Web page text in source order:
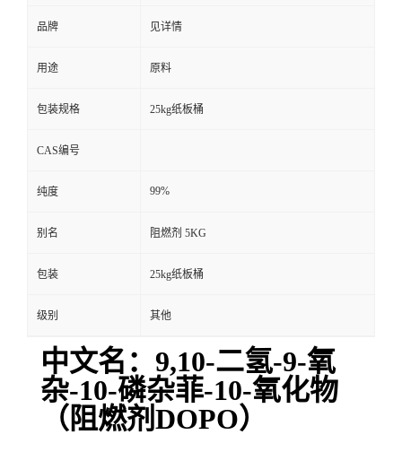
品牌 见详情
用途 原料
包装规格 25kg纸板桶
CAS编号
纯度 99%
别名 阻燃剂 5KG
包装 25kg纸板桶
级别 其他
中文名：9,10-二氢-9-氧
杂-10-磷杂菲-10-氧化物
（阻燃剂DOPO）